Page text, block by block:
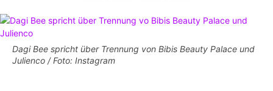
Dagi Bee spricht über Trennung von Bibis Beauty Palace und
Julienco / Foto: Instagram